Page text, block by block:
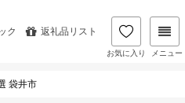
ク 返礼品リスト
お気に入り メニュー
袋井市